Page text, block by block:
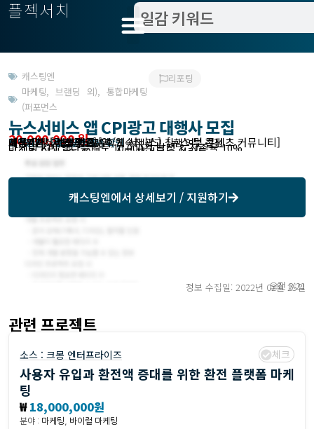
플젝서치
캐스팅엔
마케팅,브랜딩 외),통합마케팅
(퍼포먼스
리포팅
뉴스서비스 앱 CPI광고 대행사 모집
20,000,000 원
작업방식 : 캐스팅엔에서 확인
모집기한 : 2022.06.30
예상기간 : 2개월 파일럿 후 지속적 광고 집행 여부 결정
고객위치 : 서울 영등포구
제품 및 서비스 업종 [앱/웹 서비스], [뉴스 및 콘텐츠 커뮤니티]
이용매체 [검색광고]
마케팅 KPI 앱다운로드 10,000건 달성 & 잔존율 10%
마케팅 타겟 30~40대 뉴스를 챙겨보는 사람들
캐스팅엔에서 상세보기 / 지원하기
정보 수집일: 2022년 02월 25일
오전 8:21
관련 프로젝트
소스 : 크몽 엔터프라이즈 체크
사용자 유입과 환전액 증대를 위한 환전 플랫폼 마케
팅
₩18,000,000원
분야 : 마케팅
바이럴 마케팅